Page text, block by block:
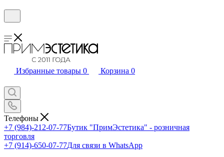
Избранные товары 0 Корзина 0
Телефоны
+7 (984)-212-07-77Бутик "ПримЭстетика" - розничная
торговля
+7 (914)-650-07-77Для связи в WhatsApp